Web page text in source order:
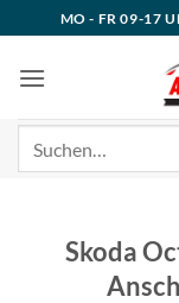
Inhalt
springen
MO - FR 09-17
Skoda